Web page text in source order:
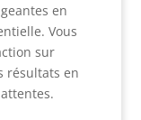
en
Vous
sur
résultats en